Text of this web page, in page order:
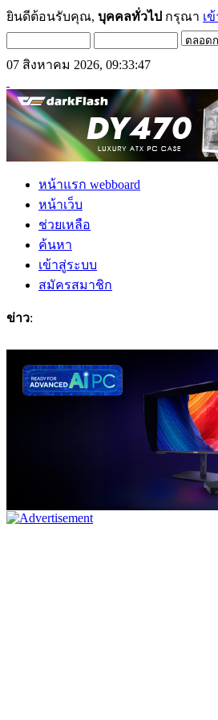
ยินดีต้อนรับคุณ, บุคคลทั่วไป กรุณา เ
07 สิงหาคม 2026, 09:33:47
หน้าแรก webboard
หน้าเว็บ
ช่วยเหลือ
ค้นหา
เข้าสู่ระบบ
สมัครสมาชิก
ข่าว: